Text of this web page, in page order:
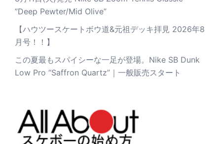
”Deep Pewter/Mid Olive”
【ハウツースケートボウ道&元祖デッキ拝見 2026年8
月号！！】
この夏最もスパイシーな一足が登場。Nike SB Dunk
Low Pro “Saffron Quartz”｜一般販売スタート